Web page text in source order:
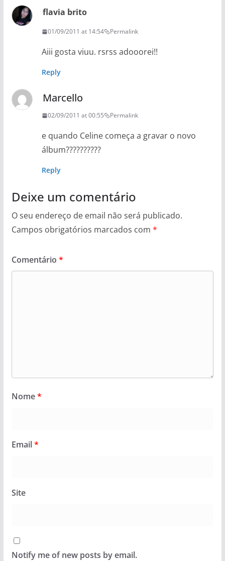
flavia brito
01/09/2011 at 14:54 Permalink
Aiii gosta viuu. rsrss adooorei!!
Reply
Marcello
02/09/2011 at 00:55 Permalink
e quando Celine começa a gravar o novo
álbum??????????
Reply
Deixe um comentário
O seu endereço de email não será publicado.
Campos obrigatórios marcados com *
Comentário *
Nome*
Email*
Site
Notify me of new posts by email.